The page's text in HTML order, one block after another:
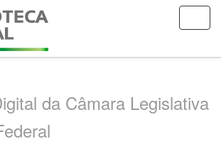
da Câmara Legislativa